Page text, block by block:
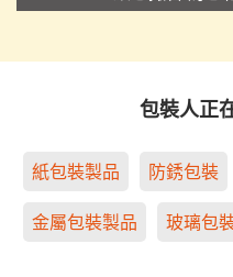
包裝人正
紙包裝製品 防銹包裝
金屬包裝製品 玻璃包